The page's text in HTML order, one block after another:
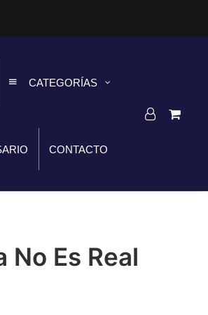
CATEGORÍAS
CONTACTO
No Es Real